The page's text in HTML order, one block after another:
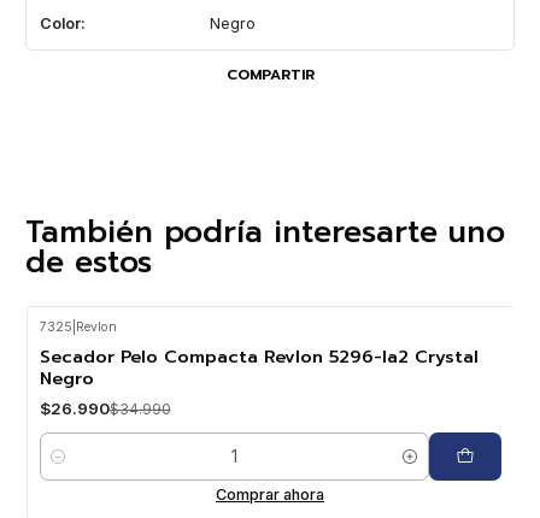
Color: Negro
COMPARTIR
También podría interesarte uno
de estos
7325 Revlon
Secador Pelo Compacta Revlon 5296-la2 Crystal
Negro
$26.990$34.990
Cantidad
Comprar ahora